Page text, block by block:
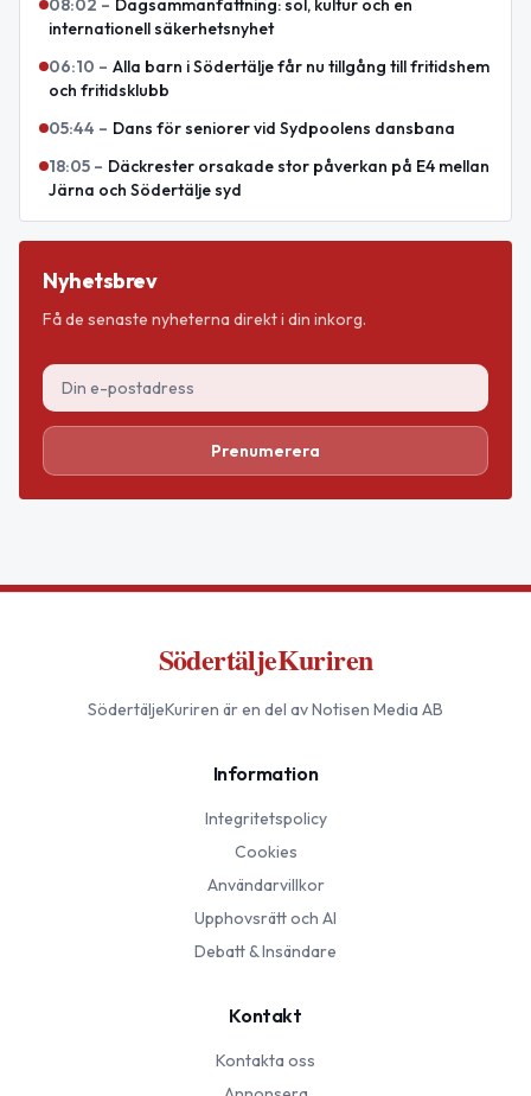
08:02 – Dagsammanfattning: sol, kultur och en
internationell säkerhetsnyhet
06:10 – Alla barn i Södertälje får nu tillgång till fritidshem
och fritidsklubb
05:44 – Dans för seniorer vid Sydpoolens dansbana
18:05 – Däckrester orsakade stor påverkan på E4 mellan
Järna och Södertälje syd
Nyhetsbrev
Få de senaste nyheterna direkt i din inkorg.
Prenumerera
SödertäljeKuriren
SödertäljeKuriren är en del av Notisen Media AB
Information
Integritetspolicy
Cookies
Användarvillkor
Upphovsrätt och AI
Debatt & Insändare
Kontakt
Kontakta oss